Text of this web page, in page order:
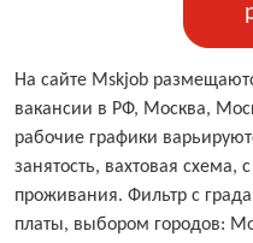
На сайте Mskjob
вакансии в РФ, Москва,
рабочие графики
занятость, вахтовая
проживания. Фильтр с
платы, выбором городов: